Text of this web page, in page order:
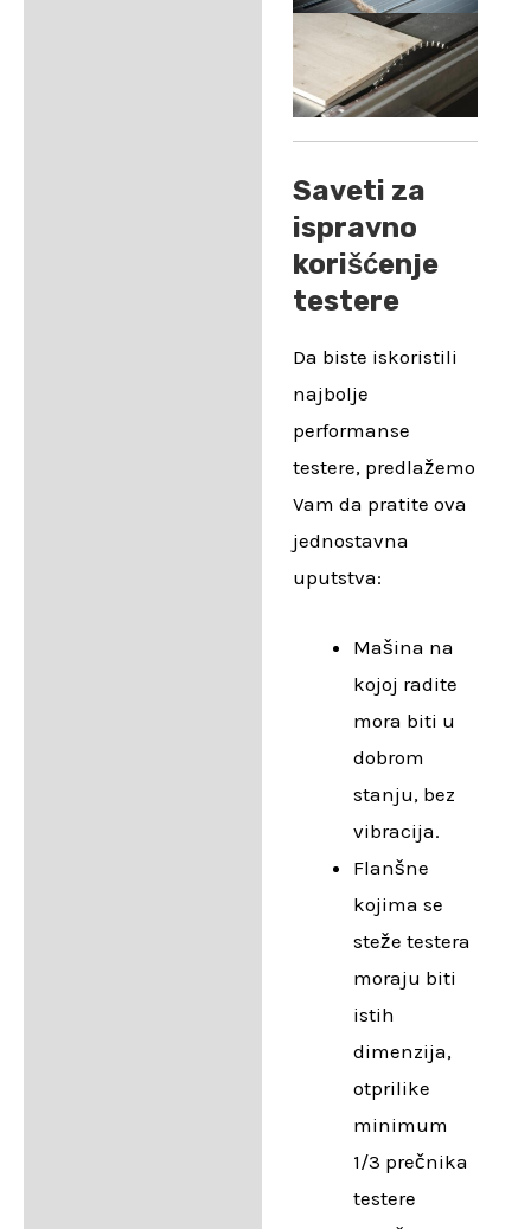
Saveti za
ispravno
korišćenje
testere
Da biste iskoristili
najbolje
performanse
testere, predlažemo
Vam da pratite ova
jednostavna
uputstva:
Mašina na
kojoj radite
mora biti u
dobrom
stanju, bez
vibracija.
Flanšne
kojima se
steže testera
moraju biti
istih
dimenzija,
otprilike
minimum
1/3 prečnika
testere